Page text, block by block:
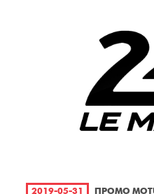
2019-05-31 ПРОМО